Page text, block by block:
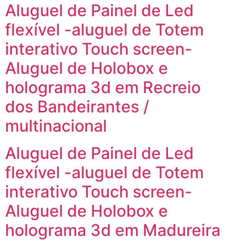
Aluguel de Painel de Led
flexível -aluguel de Totem
interativo Touch screen-
Aluguel de Holobox e
holograma 3d em Recreio
dos Bandeirantes /
multinacional
Aluguel de Painel de Led
flexível -aluguel de Totem
interativo Touch screen-
Aluguel de Holobox e
holograma 3d em Madureira